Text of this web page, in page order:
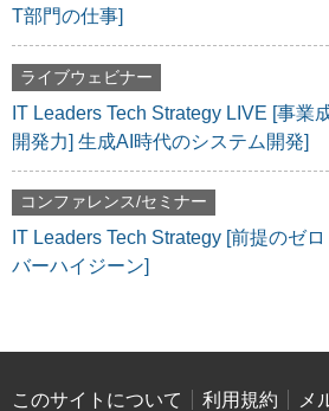
T部門の仕事]
ライブウェビナー
IT Leaders Tech Strategy LIVE [事業
開発力] 生成AI時代のシステム開発]
コンファレンス/セミナー
IT Leaders Tech Strategy [前提のゼ
バーハイジーン]
このサイトについて 利用規約
メ